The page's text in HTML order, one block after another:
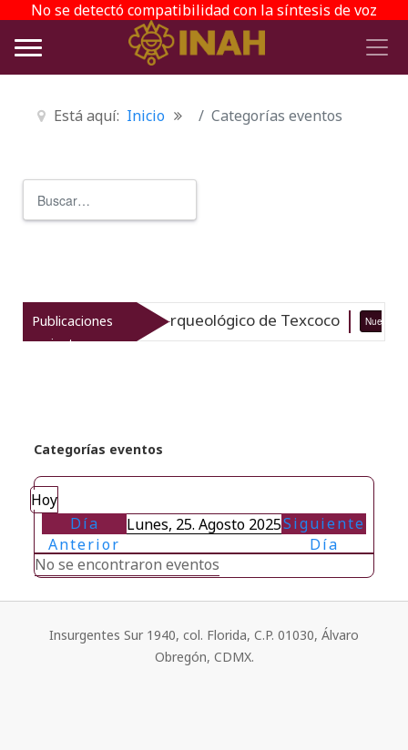
No se detectó compatibilidad con la síntesis de voz
Está aquí: Inicio Categorías eventos
Publicaciones
recientes
el patrimonio arqueológico de Texcoco Nuevo
Categorías eventos
Hoy
Día
Anterior
Lunes, 25. Agosto 2025Siguiente
Día
No se encontraron eventos
Insurgentes Sur 1940, col. Florida, C.P. 01030, Álvaro
Obregón, CDMX.